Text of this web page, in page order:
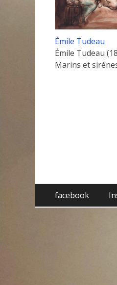
Émile Tudeau
Émile Tudeau
Marins et
Menu
de
facebook